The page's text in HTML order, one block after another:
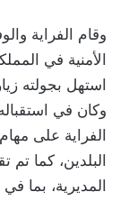
وقام الفراية
الأمنية في
استهل بجولته
وكان في
الفراية على
البلدين، كما تم
المديرية، بما